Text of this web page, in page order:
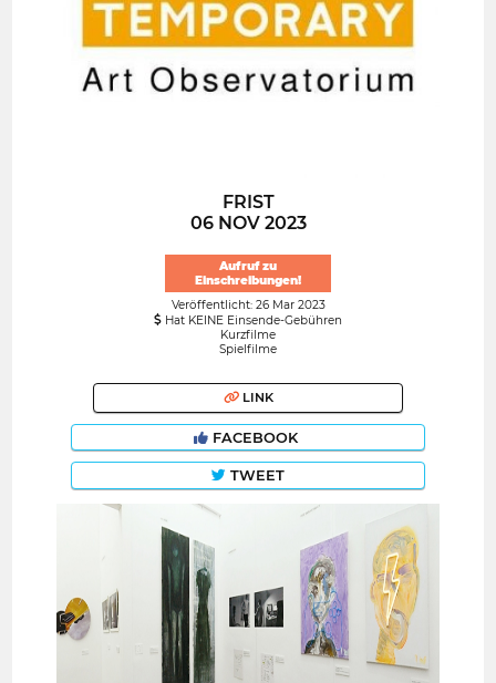
FRIST
06 NOV 2023
Aufruf zu
Einschreibungen!
Veröffentlicht: 26 Mar 2023
Hat KEINE Einsende-Gebühren
Kurzfilme
Spielfilme
LINK
FACEBOOK
TWEET